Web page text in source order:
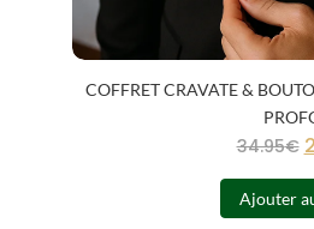
COFFRET CRAVATE &
34.95€
Ajouter